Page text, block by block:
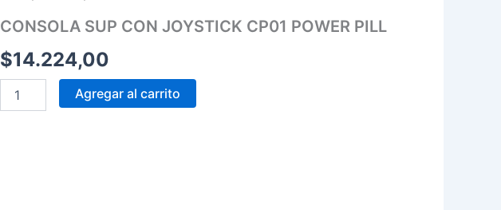
CONSOLA SUP CON JOYSTICK CP01 POWER PILL
$14.224,00
CON
CP01
POWER
PILL
cantidad
Agregar al carrito